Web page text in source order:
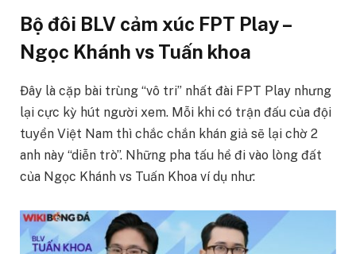
Bộ đôi BLV cảm xúc FPT Play –
Ngọc Khánh vs Tuấn khoa
Đây là cặp bài trùng “vô tri” nhất đài FPT Play nhưng
lại cực kỳ hút người xem. Mỗi khi có trận đấu của đội
tuyển Việt Nam thì chắc chắn khán giả sẽ lại chờ 2
anh này “diễn trò”. Những pha tấu hề đi vào lòng đất
của Ngọc Khánh vs Tuấn Khoa ví dụ như: